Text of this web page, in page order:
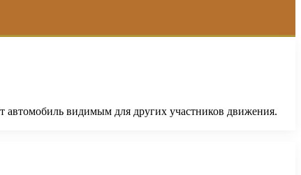
видимым для других участников движения.